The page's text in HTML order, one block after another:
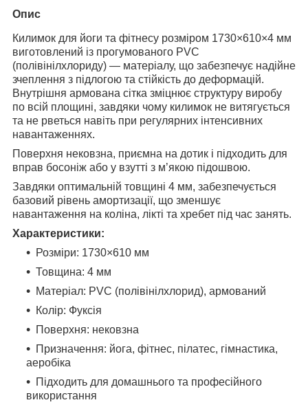
Опис
Килимок для йоги та фітнесу розміром 1730×610×4 мм
виготовлений із прогумованого PVC
(полівінілхлориду) — матеріалу, що забезпечує надійне
зчеплення з підлогою та стійкість до деформацій.
Внутрішня армована сітка зміцнює структуру виробу
по всій площині, завдяки чому килимок не витягується
та не рветься навіть при регулярних інтенсивних
навантаженнях.
Поверхня нековзна, приємна на дотик і підходить для
вправ босоніж або у взутті з м’якою підошвою.
Завдяки оптимальній товщині 4 мм, забезпечується
базовий рівень амортизації, що зменшує
навантаження на коліна, лікті та хребет під час занять.
Характеристики:
Розміри: 1730×610 мм
Товщина: 4 мм
Матеріал: PVC (полівінілхлорид), армований
Колір: Фуксія
Поверхня: нековзна
Призначення: йога, фітнес, пілатес, гімнастика,
аеробіка
Підходить для домашнього та професійного
використання